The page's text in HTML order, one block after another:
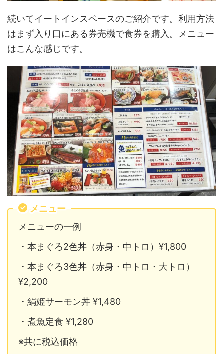
続いてイートインスペースのご紹介です。利用方法
はまず入り口にある券売機で食券を購入。メニュー
はこんな感じです。
メニュー
メニューの一例
・本まぐろ2色丼（赤身・中トロ）¥1,800
・本まぐろ3色丼（赤身・中トロ・大トロ）
¥2,200
・絹姫サーモン丼 ¥1,480
・煮魚定食 ¥1,280
※共に税込価格